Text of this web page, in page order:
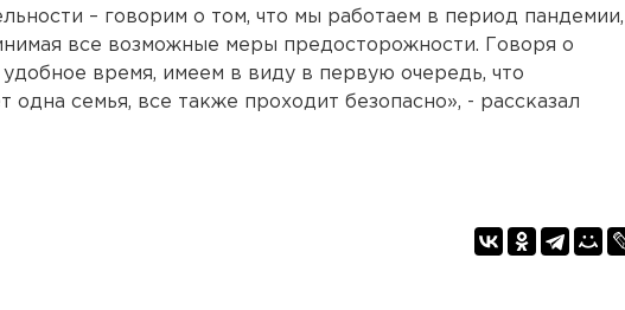
– говорим о том, что мы работаем в период пандемии,
все возможные меры предосторожности. Говоря о
время, имеем в виду в первую очередь, что
одна семья, все также проходит безопасно», - рассказал